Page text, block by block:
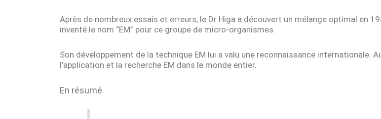
Après de nombreux essais et erreurs, le Dr Higa a découvert un mélange optimal en
inventé le nom “EM” pour ce groupe de micro-organismes.
Son développement de la technique EM lui a valu une reconnaissance internationale.
l’application et la recherche EM dans le monde entier.
En résumé